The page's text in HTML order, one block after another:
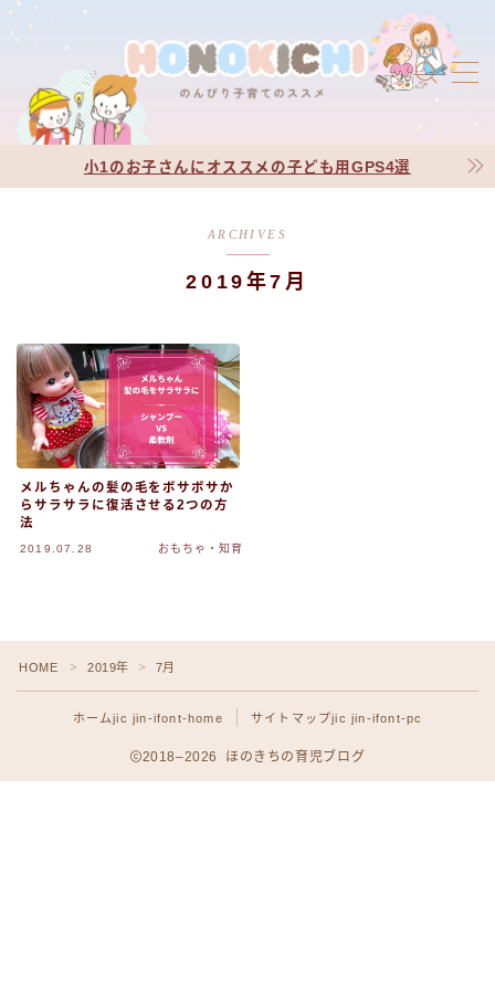
MENU
プロフィール
jic jin-ifont-pc
利用規約／特定商取引法に基づく表記
運営者情報
プライバシーポリシー
利用規約／特定商取引法に基づく表記
デモプリセット記事 #1
デモプリセット記事 #1
小1のお子さんにオススメの子ども用GPS4選
ARCHIVES
2019年7月
メルちゃんの髪の毛をボサボサか
らサラサラに復活させる2つの方
法
2019.07.28 おもちゃ・知育
HOME ＞ 2019年 ＞ 7月
ホームjic jin-ifont-home サイトマップjic jin-ifont-pc
2018–2026 ほのきちの育児ブログ